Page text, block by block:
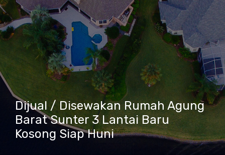
Dijual / Disewakan Rumah Agung
Barat Sunter 3 Lantai Baru
Kosong Siap Huni